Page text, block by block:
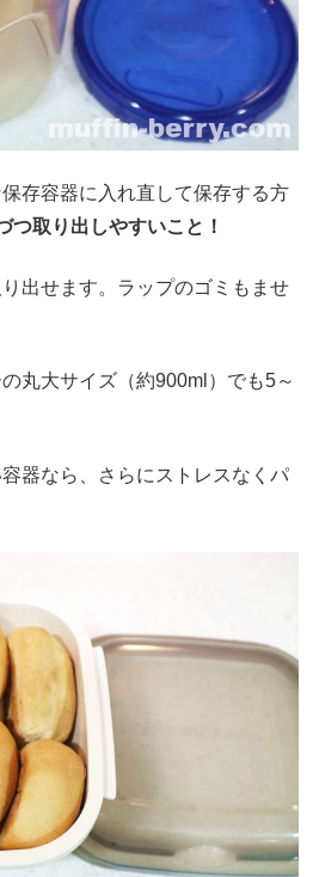
存容器に入れ直して保存する方
つ取り出しやすいこと！
出せます。ラップのゴミもませ
丸大サイズ（約900ml）でも5～
器なら、さらにストレスなくパ